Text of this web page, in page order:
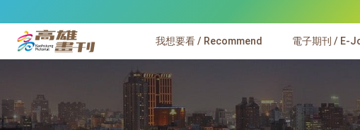
高雄畫刊
我想要看 / Recommend 電子期刊 / E-